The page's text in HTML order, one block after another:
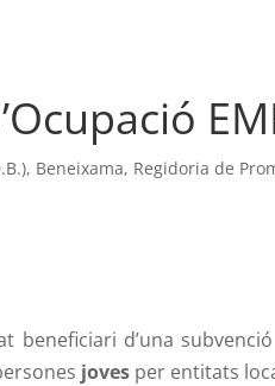
, Beneixama, Regidoria de
beneficiari d’una
joves per entitats